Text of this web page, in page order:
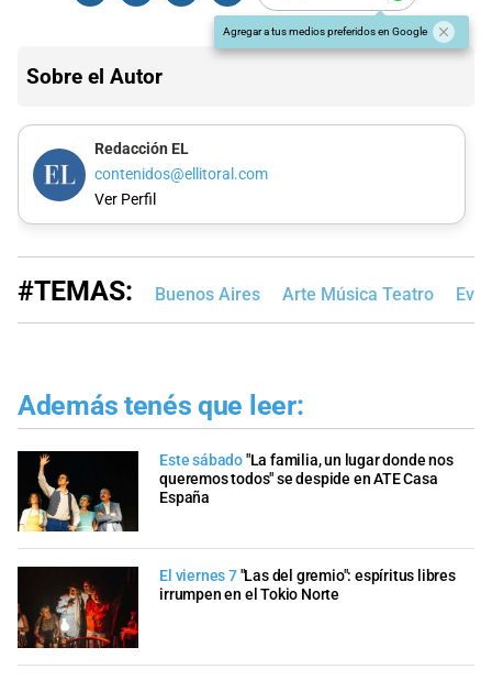
Agregar a tus medios preferidos en Google
Sobre el Autor
Redacción EL
contenidos@ellitoral.com
Ver Perfil
#TEMAS: Buenos Aires Arte Música Teatro
Además tenés que leer:
Este sábado"La familia, un lugar donde nos
queremos todos" se despide en ATE Casa
España
El viernes 7"Las del gremio": espíritus libres
irrumpen en el Tokio Norte